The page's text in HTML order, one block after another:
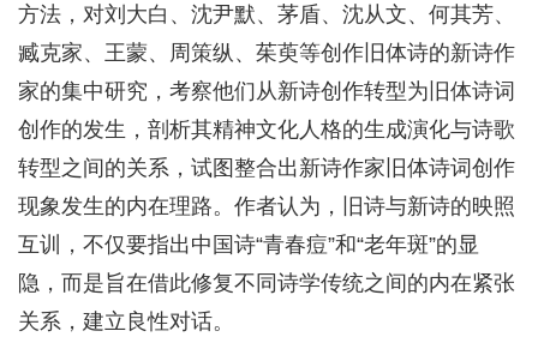
方法，对刘大白、沈尹默、茅盾、沈从文、何其芳、
臧克家、王蒙、周策纵、茱萸等创作旧体诗的新诗作
家的集中研究，考察他们从新诗创作转型为旧体诗词
创作的发生，剖析其精神文化人格的生成演化与诗歌
转型之间的关系，试图整合出新诗作家旧体诗词创作
现象发生的内在理路。作者认为，旧诗与新诗的映照
互训，不仅要指出中国诗“青春痘”和“老年斑”的显
隐，而是旨在借此修复不同诗学传统之间的内在紧张
关系，建立良性对话。